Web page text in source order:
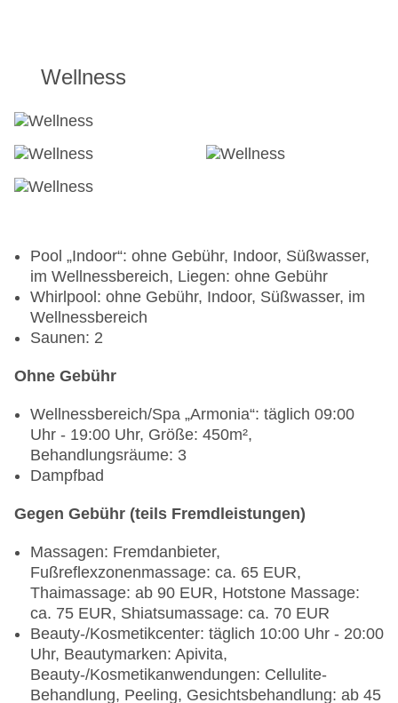
Animation & Unterhaltung
Fitnessanimation: mehrmals pro Woche
Sportanimation: mehrmals pro Woche
Billard: gegen Gebühr
Wellness
Pool „Indoor“: ohne Gebühr, Indoor, Süßwasser,
im Wellnessbereich, Liegen: ohne Gebühr
Whirlpool: ohne Gebühr, Indoor, Süßwasser, im
Wellnessbereich
Saunen: 2
Ohne Gebühr
Wellnessbereich/Spa „Armonia“: täglich 09:00
Uhr - 19:00 Uhr, Größe: 450m²,
Behandlungsräume: 3
Dampfbad
Gegen Gebühr (teils Fremdleistungen)
Massagen: Fremdanbieter,
Fußreflexzonenmassage: ca. 65 EUR,
Thaimassage: ab 90 EUR, Hotstone Massage:
ca. 75 EUR, Shiatsumassage: ca. 70 EUR
Beauty-/Kosmetikcenter: täglich 10:00 Uhr - 20:00
Uhr, Beautymarken: Apivita,
Beauty-/Kosmetikanwendungen: Cellulite-
Behandlung, Peeling, Gesichtsbehandlung: ab 45